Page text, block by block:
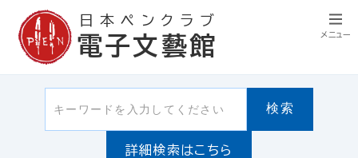
日本ペンクラブ
電子文藝館
検索
詳細検索はこちら
メニュー